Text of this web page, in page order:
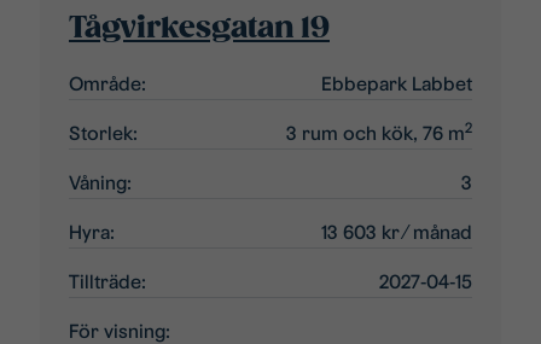
Tågvirkesgatan 19
Område: Ebbepark Labbet
Storlek: 3 rum och kök, 76 m2
Våning: 3
Hyra: 13 603 kr⁄ månad
Tillträde: 2027-04-15
För visning: